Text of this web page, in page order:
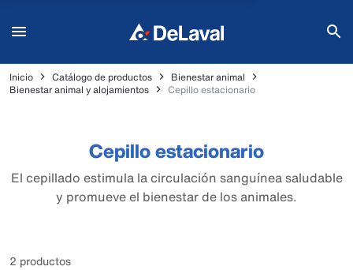
Inicio Catálogo de productos
Bienestar animal
Bienestar animal y alojamientos
Cepillo estacionario
Cepillo estacionario
El cepillado estimula la circulación sanguínea saludable
y promueve el bienestar de los animales.
2 productos